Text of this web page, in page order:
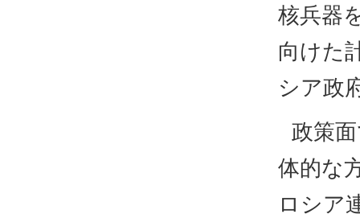
核兵器
向けた
シア政
政策
体的な
ロシア